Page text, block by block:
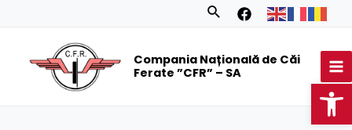
Search
Compania Națională de Căi
Ferate ”CFR” – SA